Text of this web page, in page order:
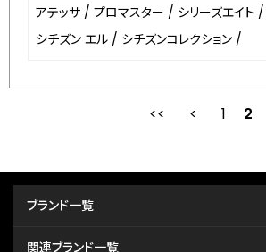
アテッサ / プロマスター / シリーズエイト /
シチズン エル / シチズンコレクション /
最初
1 2
ブランド一覧
関連ブランド一覧